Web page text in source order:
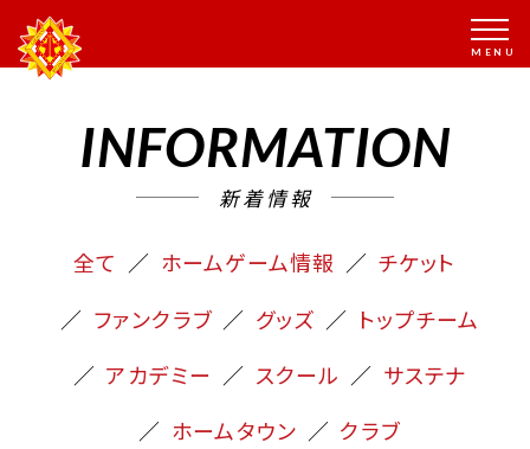
INFORMATION
新着情報
全て ホームゲーム情報
チケット
ファンクラブ
グッズ
トップチーム
アカデミー
スクール
サステナ
ホームタウン
クラブ